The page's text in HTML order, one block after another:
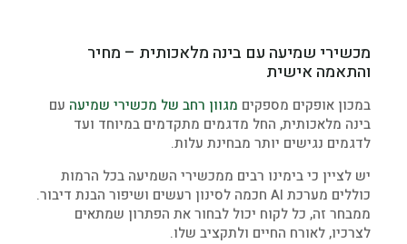
מכשירי שמיעה עם בינה מלאכותית – מחיר
והתאמה אישית
במכון אופקים מספקים מגוון רחב של מכשירי שמיעה עם
בינה מלאכותית, החל מדגמים מתקדמים במיוחד ועד
לדגמים נגישים יותר מבחינת עלות.
יש לציין כי בימינו רבים ממכשירי השמיעה בכל הרמות
כוללים מערכת AI חכמה לסינון רעשים ושיפור הבנת דיבור.
ממבחר זה, כל לקוח יכול לבחור את הפתרון שמתאים
לצרכיו, לאורח החיים ולתקציב שלו.